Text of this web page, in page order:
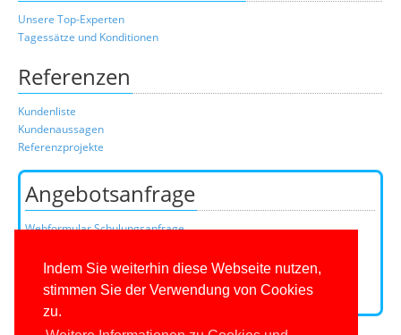
Indem Sie weiterhin diese Webseite nutzen,
stimmen Sie der Verwendung von Cookies
zu.
Unsere Top-Experten
Tagessätze und Konditionen
Referenzen
Kundenliste
Kundenaussagen
Referenzprojekte
Angebotsanfrage
Webformular Schulungsanfrage
oder über unser Kundenteam:
Telefon
+49 (0)201 649590-50
(Mo-Fr 9-16 Uhr)
E-Mail: